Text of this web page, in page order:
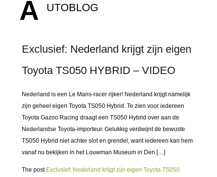
A UTOBLOG
Exclusief: Nederland krijgt zijn eigen
Toyota TS050 HYBRID – VIDEO
Nederland is een Le Mans-racer rijker! Nederland krijgt namelijk
zijn geheel eigen Toyota TS050 Hybrid. Te zien voor iedereen
Toyota Gazoo Racing draagt een TS050 Hybrid over aan de
Nederlandse Toyota-importeur. Gelukkig verdwijnt de bewuste
TS050 Hybrid niet achter slot en grendel, want iedereen kan hem
vanaf nu bekijken in het Louwman Museum in Den […]
The post Exclusief: Nederland krijgt zijn eigen Toyota TS050